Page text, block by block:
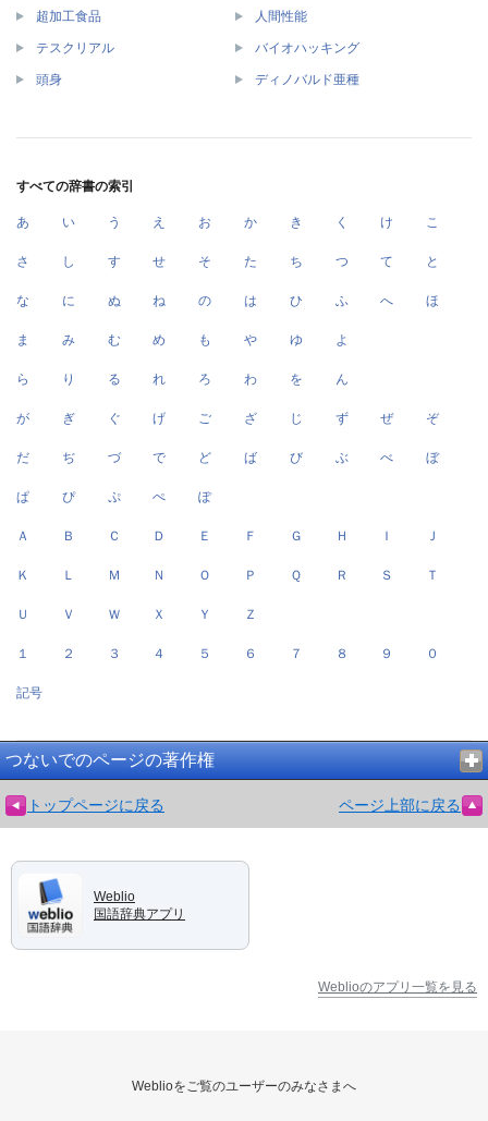
超加工食品 人間性能
テスクリアル バイオハッキング
頭身 ディノバルド亜種
すべての辞書の索引
あ い う え お か き く け こ
さ し す せ そ た ち つ て と
な に ぬ ね の は ひ ふ へ ほ
ま み む め も や ゆ よ
ら り る れ ろ わ を ん
が ぎ ぐ げ ご ざ じ ず ぜ ぞ
だ ぢ づ で ど ば び ぶ べ ぼ
ぱ ぴ ぷ ぺ ぽ
Ａ Ｂ Ｃ Ｄ Ｅ Ｆ Ｇ Ｈ Ｉ Ｊ
Ｋ Ｌ Ｍ Ｎ Ｏ Ｐ Ｑ Ｒ Ｓ Ｔ
Ｕ Ｖ Ｗ Ｘ Ｙ Ｚ
１ ２ ３ ４ ５ ６ ７ ８ ９ ０
記号
つないでのページの著作権
トップページに戻る ページ上部に戻る
Weblio
国語辞典アプリ
Weblioのアプリ一覧を見る
Weblioをご覧のユーザーのみなさまへ